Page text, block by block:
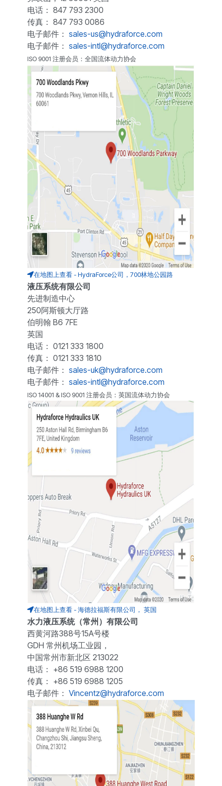
电话： 847 793 2300
传真： 847 793 0086
电子邮件： sales-us@hydraforce.com
电子邮件： sales-intl@hydraforce.com
ISO 9001 注册会员：全国流体动力协会
在地图上查看 - HydraForce公司，700林地公园路
液压系统有限公司
先进制造中心
250阿斯顿大厅路
伯明翰 B6 7FE
英国
电话： 0121 333 1800
传真： 0121 333 1810
电子邮件： sales-uk@hydraforce.com
电子邮件： sales-intl@hydraforce.com
ISO 14001 & ISO 9001 注册会员：英国流体动力协会
在地图上查看 - 海德拉福斯有限公司， 英国
水力液压系统（常州）有限公司
西黄河路388号15A号楼
GDH 常州机场工业园，
中国常州市新北区 213022
电话： +86 519 6988 1200
传真： +86 519 6988 1205
电子邮件： Vincentz@hydraforce.com